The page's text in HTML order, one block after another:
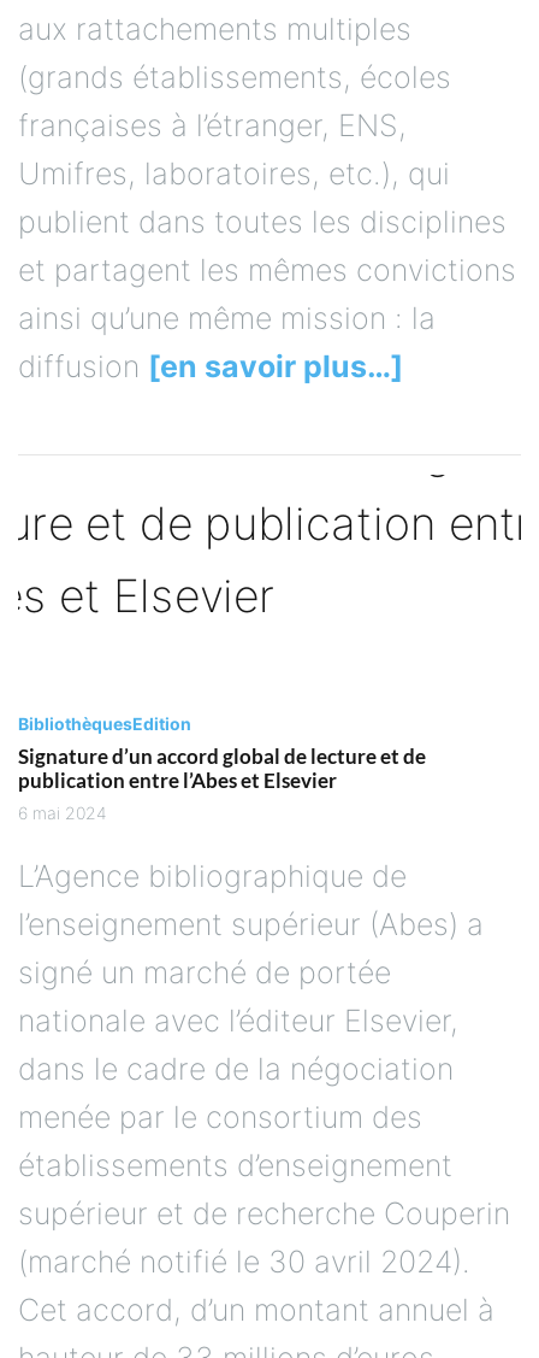
aux rattachements multiples
(grands établissements, écoles
françaises à l’étranger, ENS,
Umifres, laboratoires, etc.), qui
publient dans toutes les disciplines
et partagent les mêmes convictions
ainsi qu’une même mission : la
diffusion [en savoir plus…]
BibliothèquesEdition
Signature d’un accord global de lecture et de
publication entre l’Abes et Elsevier
6 mai 2024
L’Agence bibliographique de
l’enseignement supérieur (Abes) a
signé un marché de portée
nationale avec l’éditeur Elsevier,
dans le cadre de la négociation
menée par le consortium des
établissements d’enseignement
supérieur et de recherche Couperin
(marché notifié le 30 avril 2024).
Cet accord, d’un montant annuel à